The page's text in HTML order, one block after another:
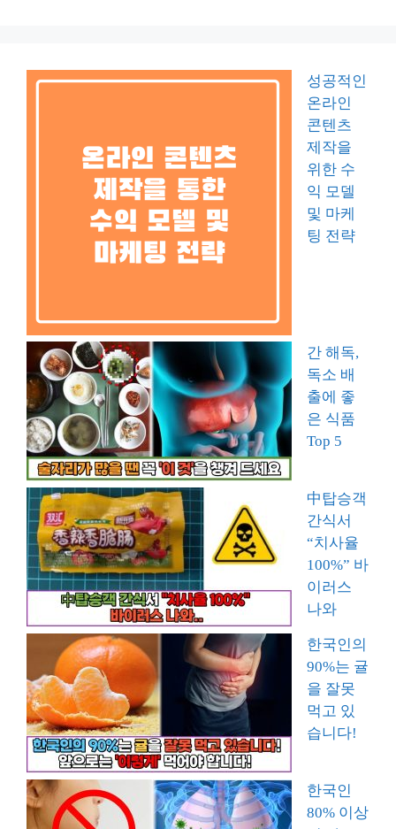
성공적인
온라인
콘텐츠
제작을
위한 수
익 모델
및 마케
팅 전략
간 해독,
독소 배
출에 좋
은 식품
Top 5
中탑승객
간식서
“치사율
100%” 바
이러스
나와
한국인의
90%는 귤
을 잘못
먹고 있
습니다!
한국인
80% 이상